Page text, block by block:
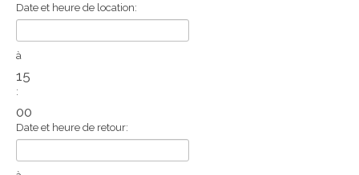
Date et heure de location:
à
15
:
00
Date et heure de retour: